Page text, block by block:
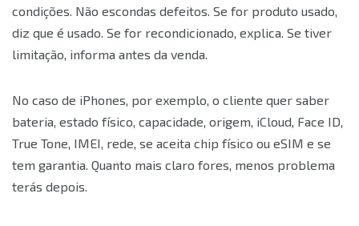
condições. Não escondas defeitos. Se for produto usado,
diz que é usado. Se for recondicionado, explica. Se tiver
limitação, informa antes da venda.
No caso de iPhones, por exemplo, o cliente quer saber
bateria, estado físico, capacidade, origem, iCloud, Face ID,
True Tone, IMEI, rede, se aceita chip físico ou eSIM e se
tem garantia. Quanto mais claro fores, menos problema
terás depois.